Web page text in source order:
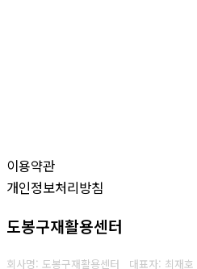
이용약관
개인정보처리방침
도봉구재활용센터
회사명: 도봉구재활용센터 대표자: 최재호